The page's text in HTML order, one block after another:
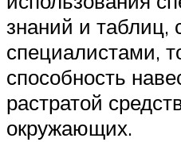
знаний и таблиц,
специалистами,
способность
растратой
окружающих.